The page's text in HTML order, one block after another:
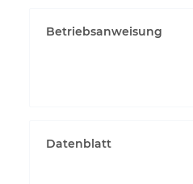
Betriebsanweisung
Datenblatt